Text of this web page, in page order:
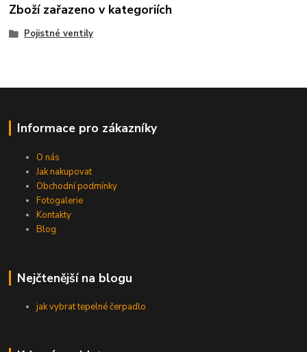
Zboží zařazeno v kategoriích
Pojistné ventily
Informace pro zákazníky
O nás
Jak nakupovat
Obchodní podmínky
Fotogalerie
Kontakty
Blog
Nejčtenější na blogu
jak vybrat tepelné čerpadlo